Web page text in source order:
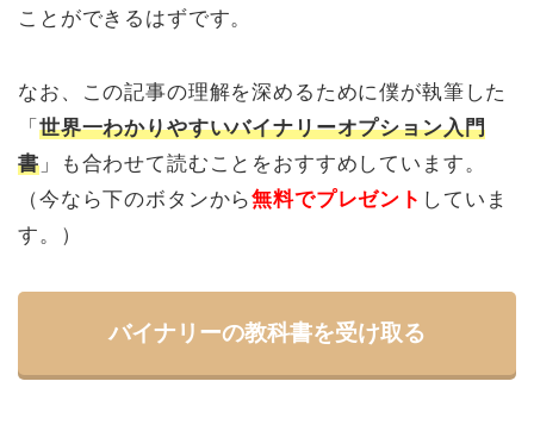
ことができるはずです。
なお、この記事の理解を深めるために僕が執筆した
「 世界一わかりやすいバイナリーオプション入門
書」も合わせて読むことをおすすめしています。
（今なら下のボタンから無料でプレゼント していま
す。）
バイナリーの教科書を受け取る